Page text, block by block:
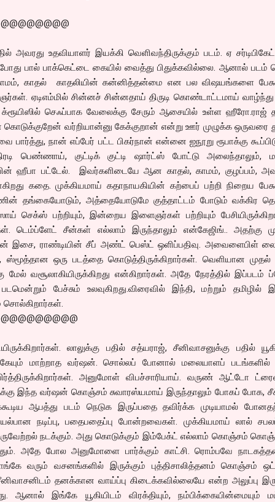
அவரது உதவியாளர் இயக்கி வெளிவந்திருக்கும் படம். ஏ
பால் பாக்கெட்டை கையில் வைத்து பிதுக்கவில்லை. ஆனால் படம்
காதல் காதலியின் கன்னித்தன்மை என பல விஷயங்களை
ஏடிஎம்மில் சின்னச் சின்னதாய் திருடி கொண்டாட்டமாய்
க்ரூயிஸில் செஃப்பாக வேலைக்கு சேரும் ஆசையில் உள்ள ஹீரோ.ராஜ்
கொடுக்குறேன் வர்றியான்னு கேக்குறான் என்று ஊர் முழுக்க ஒருவரை
பார்த்து, நான் எப்பேர் பட்ட பிகர்நான் என்னை ஐநூறு ரூபாக்கு
பெண்ணாய், குட்டிக் குட்டி ஷார்ட்ஸ் போட்டு அலைந்தாலும்,
ஹீபா பட்டேல். இவர்களிடையே ஆன காதல், காமம், குழப்பம்,
கதை. முக்கியமாய் கதாநாயகியின் கற்பைப் பற்றி நிறைய
அத்தையோடுமே குத்தாட்டம் போடும் வக்கிர
செக்ஸ் பற்றியும், இன்றைய இளைஞர்கள் பற்றியும்
டெம்ப்ளேட் சீன்கள் எல்லாம் இருந்தாலும் என்கேஜிங்.. அதற்கு
இசை, ராண்டியின் சீப் அண்ட் பெஸ்ட் ஒளிப்பதிவு. அவைளைபிள்
ஒரு படத்தை கொடுத்திருக்கிறார்கள். வெளியான முதல்
மேல் வசூலாகியிருக்கிறது என்கிறார்கள். அதே நேரத்தில் இப்படம்
பேச்சும் உலவுகிறது.விரைவில் இந்தி, மற்றும் தமிழில்
சொல்கிறார்கள்.
லாலுக்கு பதில் சத்யராஜ், சீனிவாசனுக்கு பதில்
மாற்றாத வர்ஷன். சொல்லப் போனால் மலையாளப் படங்களில்
அனுமோள் விபச்சாரியாய். வருண் ஆட்டோ
இந்த வர்ஷன் கொஞ்சம் சுவாரஸ்யமாய் இருந்தாலும் போகப் போக,
ஆபத்து படம் நெடுக இருப்பதை தவிர்க்க முடியாமல்
நடிப்பு, பதைபதைப்பு போன்றவைகள். முக்கியமாய் லால்
உருவேற்றல் நடக்கும். அது கொடுக்கும் இம்பேக்ட் எல்லாம் கொஞ்சம்
அதே போல அனுமோளை பார்க்கும் காட்சி. ரொம்பவே
வரும் வசனங்களில் இருக்கும் புத்திசாலித்தனம் கொஞ்சம்
தனக்கான வாய்ப்பு கிடைக்கவில்லையே என்ற அலுப்பு
ஆனால் இங்கே யூகியிடம் விரக்தியும், நம்பிக்கையின்மையும்